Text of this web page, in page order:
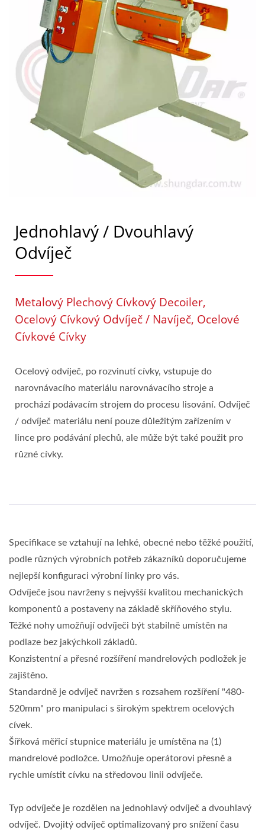
Jednohlavý / Dvouhlavý
Odvíječ
Metalový Plechový Cívkový Decoiler,
Ocelový Cívkový Odvíječ / Navíječ, Ocelové
Cívkové Cívky
Ocelový odvíječ, po rozvinutí cívky, vstupuje do
narovnávacího materiálu narovnávacího stroje a
prochází podávacím strojem do procesu lisování. Odvíječ
/ odvíječ materiálu není pouze důležitým zařízením v
lince pro podávání plechů, ale může být také použit pro
různé cívky.
Specifikace se vztahují na lehké, obecné nebo těžké použití,
podle různých výrobních potřeb zákazníků doporučujeme
nejlepší konfiguraci výrobní linky pro vás.
Odvíječe jsou navrženy s nejvyšší kvalitou mechanických
komponentů a postaveny na základě skříňového stylu.
Těžké nohy umožňují odvíječi být stabilně umístěn na
podlaze bez jakýchkoli základů.
Konzistentní a přesné rozšíření mandrelových podložek je
zajištěno.
Standardně je odvíječ navržen s rozsahem rozšíření "480-
520mm" pro manipulaci s širokým spektrem ocelových
cívek.
Šířková měřicí stupnice materiálu je umístěna na (1)
mandrelové podložce. Umožňuje operátorovi přesně a
rychle umístit cívku na středovou linii odvíječe.
Typ odvíječe je rozdělen na jednohlavý odvíječ a dvouhlavý
odvíječ. Dvojitý odvíječ optimalizovaný pro snížení času